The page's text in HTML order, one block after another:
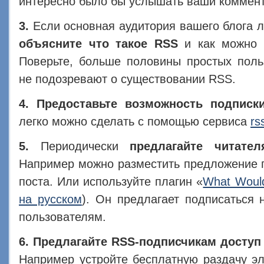
3. Если основная аудитория вашего блога
объясните что такое RSSи как можно
Поверьте, больше половины простых
не подозревают о существовании RSS.
4. Предоставьте возможность
легко можно сделать с помощью сервиса
5. Периодически предлагайте
Например можно разместить предложение
поста. Или используйте плагин «What
на русском). Он предлагает
пользователям.
6. Предлагайте RSS-подписчикам
Например устройте бесплатную раздачу